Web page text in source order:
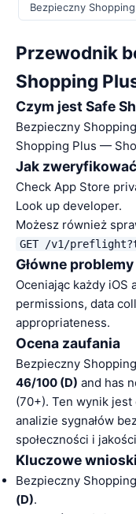
Bezpieczny
Przewodnik
Shopping
Czym jest Safe
Bezpieczny
Shopping Plus —
Jak
Check App Store
Look up developer.
Możesz również
GET /v1/
Główne
Oceniając każdy iOS
permissions, data
appropriateness.
Ocena zaufania
Bezpieczny
46/100 (D) and has
(70+). Ten wynik
analizie sygnałów
społeczności i
Kluczowe wnioski
Bezpieczny
(D).